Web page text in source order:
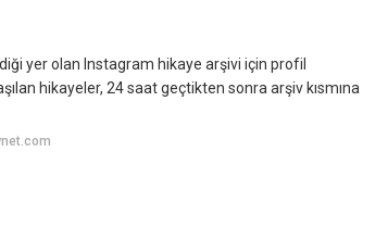
yer olan Instagram hikaye arşivi için profil
hikayeler, 24 saat geçtikten sonra arşiv kısmına